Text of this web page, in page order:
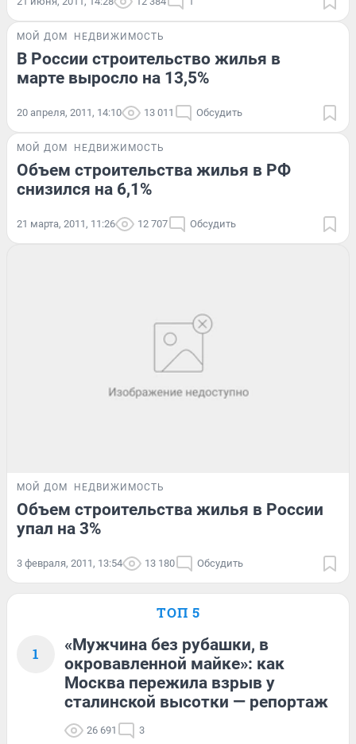
МОЙ ДОМ НЕДВИЖИМОСТЬ
В России строительство жилья в
марте выросло на 13,5%
20 апреля, 2011, 14:10 13 011 Обсудить
МОЙ ДОМ НЕДВИЖИМОСТЬ
Объем строительства жилья в РФ
снизился на 6,1%
21 марта, 2011, 11:26 12 707 Обсудить
МОЙ ДОМ НЕДВИЖИМОСТЬ
Объем строительства жилья в России
упал на 3%
3 февраля, 2011, 13:54 13 180 Обсудить
ТОП 5
1
«Мужчина без рубашки, в
окровавленной майке»: как
Москва пережила взрыв у
сталинской высотки — репортаж
26 691 3